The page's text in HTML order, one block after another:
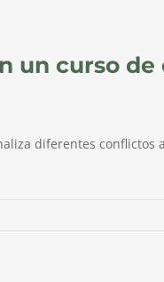
un curso
diferentes